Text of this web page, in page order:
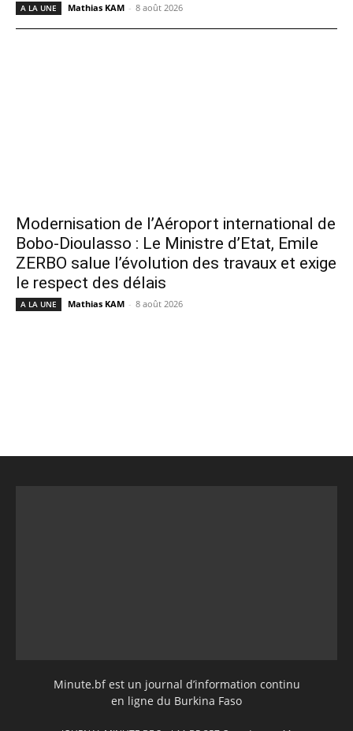
A LA UNE Mathias KAM - 8 août 2026
Modernisation de l’Aéroport international de
Bobo-Dioulasso : Le Ministre d’Etat, Emile
ZERBO salue l’évolution des travaux et exige
le respect des délais
A LA UNE Mathias KAM - 8 août 2026
Minute.bf est un journal d’information continu
en ligne du Burkina Faso